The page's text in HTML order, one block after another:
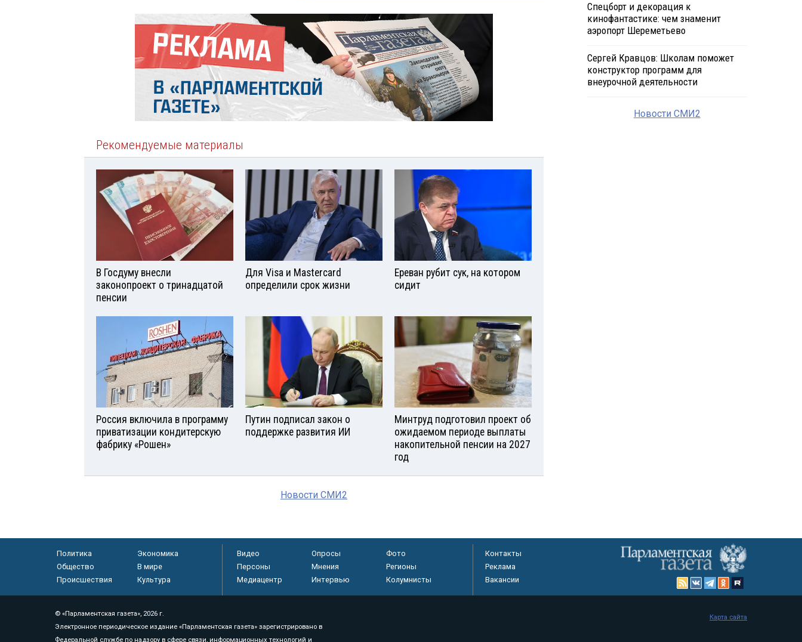
Рекомендуемые материалы
В Госдуму внесли
законопроект о тринадцатой
пенсии
Для Visа и Mastercard
определили срок жизни
Ереван рубит сук, на котором
сидит
Россия включила в программу
приватизации кондитерскую
фабрику «Рошен»
Путин подписал закон о
поддержке развития ИИ
Минтруд подготовил проект об
ожидаемом периоде выплаты
накопительной пенсии на 2027
год
Новости СМИ2
Спецборт и декорация к
кинофантастике: чем знаменит
аэропорт Шереметьево
Сергей Кравцов: Школам поможет
конструктор программ для
внеурочной деятельности
Новости СМИ2
Политика
Экономика
Общество
В мире
Происшествия
Культура
Видео Опросы
Фото
Персоны
Мнения
Регионы
Медиацентр
Интервью Колумнисты
Контакты
Реклама
Вакансии
© «Парламентская газета», 2026 г.
Электронное периодическое издание «Парламентская газета» зарегистрировано в
Федеральной службе по надзору в сфере связи, информационных технологий и
Карта сайта